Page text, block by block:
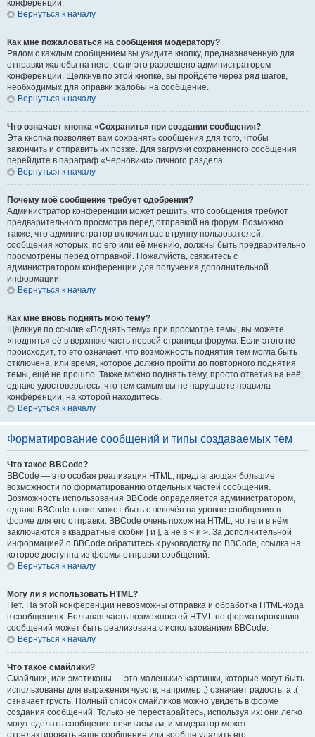
конференции.
Вернуться к началу
Как мне пожаловаться на сообщения модератору?
Рядом с каждым сообщением вы увидите кнопку, предназначенную для
отправки жалобы на него, если это разрешено администратором
конференции. Щёлкнув по этой кнопке, вы пройдёте через ряд шагов,
необходимых для оправки жалобы на сообщение.
Вернуться к началу
Что означает кнопка «Сохранить» при создании сообщения?
Эта кнопка позволяет вам сохранять сообщения для того, чтобы
закончить и отправить их позже. Для загрузки сохранённого сообщения
перейдите в параграф «Черновики» личного раздела.
Вернуться к началу
Почему моё сообщение требует одобрения?
Администратор конференции может решить, что сообщения требуют
предварительного просмотра перед отправкой на форум. Возможно
также, что администратор включил вас в группу пользователей,
сообщения которых, по его или её мнению, должны быть предварительно
просмотрены перед отправкой. Пожалуйста, свяжитесь с
администратором конференции для получения дополнительной
информации.
Вернуться к началу
Как мне вновь поднять мою тему?
Щёлкнув по ссылке «Поднять тему» при просмотре темы, вы можете
«поднять» её в верхнюю часть первой страницы форума. Если этого не
происходит, то это означает, что возможность поднятия тем могла быть
отключена, или время, которое должно пройти до повторного поднятия
темы, ещё не прошло. Также можно поднять тему, просто ответив на неё,
однако удостоверьтесь, что тем самым вы не нарушаете правила
конференции, на которой находитесь.
Вернуться к началу
Форматирование сообщений и типы создаваемых тем
Что такое BBCode?
BBCode — это особая реализация HTML, предлагающая большие
возможности по форматированию отдельных частей сообщения.
Возможность использования BBCode определяется администратором,
однако BBCode также может быть отключён на уровне сообщения в
форме для его отправки. BBCode очень похож на HTML, но теги в нём
заключаются в квадратные скобки [ и ], а не в < и >. За дополнительной
информацией о BBCode обратитесь к руководству по BBCode, ссылка на
которое доступна из формы отправки сообщений.
Вернуться к началу
Могу ли я использовать HTML?
Нет. На этой конференции невозможны отправка и обработка HTML-кода
в сообщениях. Большая часть возможностей HTML по форматированию
сообщений может быть реализована с использованием BBCode.
Вернуться к началу
Что такое смайлики?
Смайлики, или эмотиконы — это маленькие картинки, которые могут быть
использованы для выражения чувств, например :) означает радость, а :(
означает грусть. Полный список смайликов можно увидеть в форме
создания сообщений. Только не перестарайтесь, используя их: они легко
могут сделать сообщение нечитаемым, и модератор может
отредактировать ваше сообщение или вообще удалить его.